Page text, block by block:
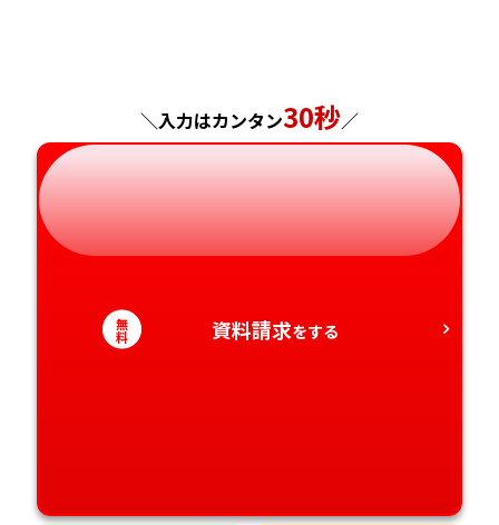
岐阜県
静岡県
奈良県
和歌山県
山口県
徳島県
愛媛県
熊本県
大分県
鹿児島県
＼入力はカンタン30秒／
無
料 資料請求をする